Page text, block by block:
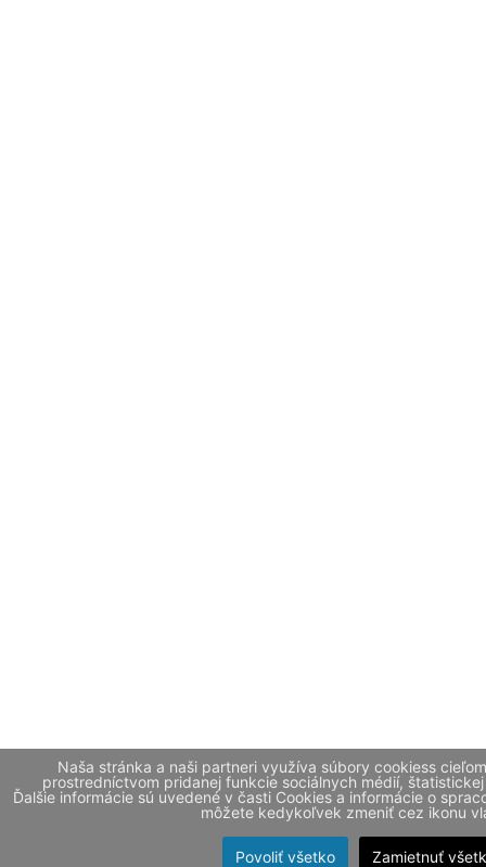
Naša stránka a naši partneri využíva súbory cookiess
prostredníctvom pridanej funkcie sociálnych médií,
Ďalšie informácie sú uvedené v časti Cookies a informácie o
môžete kedykoľvek zmeniť cez ikonu
Povoliť všetko Zamietnuť